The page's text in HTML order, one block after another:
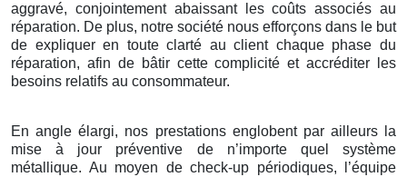
aggravé, conjointement abaissant les coûts associés au
réparation. De plus, notre société nous efforçons dans le but
de expliquer en toute clarté au client chaque phase du
réparation, afin de bâtir cette complicité et accréditer les
besoins relatifs au consommateur.
En angle élargi, nos prestations englobent par ailleurs la
mise à jour préventive de n’importe quel système
métallique. Au moyen de check-up périodiques, l’équipe